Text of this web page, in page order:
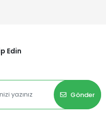
Edin
Gönder